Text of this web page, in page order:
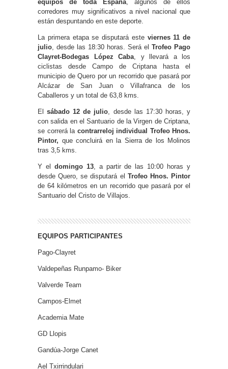
equipos de toda España, algunos de ellos
corredores muy significativos a nivel nacional que
están despuntando en este deporte.
La primera etapa se disputará esteviernes 11 de
julio, desde las 18:30 horas. Será el Trofeo Pago
Clayret-Bodegas López Caba, y llevará a los
ciclistas desde Campo de Criptana hasta el
municipio de Quero por un recorrido que pasará por
Alcázar de San Juan o Villafranca de los
Caballeros y un total de 63,8 kms.
El sábado 12 de julio, desde las 17:30 horas, y
con salida en el Santuario de la Virgen de Criptana,
se correrá la contrarreloj individual Trofeo Hnos.
Pintor, que concluirá en la Sierra de los Molinos
tras 3,5 kms.
Y el domingo 13, a partir de las 10:00 horas y
desde Quero, se disputará el Trofeo Hnos. Pintor
de 64 kilómetros en un recorrido que pasará por el
Santuario del Cristo de Villajos.
EQUIPOS PARTICIPANTES
Pago-Clayret
Valdepeñas Runpamo- Biker
Valverde Team
Campos-Elmet
Academia Mate
GD Llopis
Gandúa-Jorge Canet
Ael Txirrindulari